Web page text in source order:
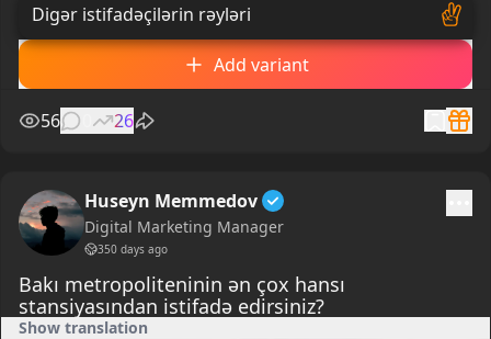
Digər istifadəçilərin rəyləri
Add variant
56 26
Huseyn Memmedov
Digital Marketing Manager
350 days ago
Bakı metropoliteninin ən çox hansı
stansiyasından istifadə edirsiniz?
Show translation